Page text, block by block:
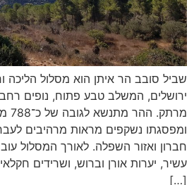
שביל סובב הר איתן הוא מסלול הליכה
ירושלים, המשלב טבע פתוח, נופים רחבי
ומפסגתו נשקפים מראות מרהיבים
חברון ואזור השפלה. לאורך המסלול
עשיר, יערות אורן וברוש, ושרידים
[…]